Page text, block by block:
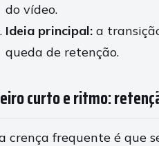
do vídeo.
Ideia principal: a
queda de retenção.
curto e ritmo:
crença frequente é que